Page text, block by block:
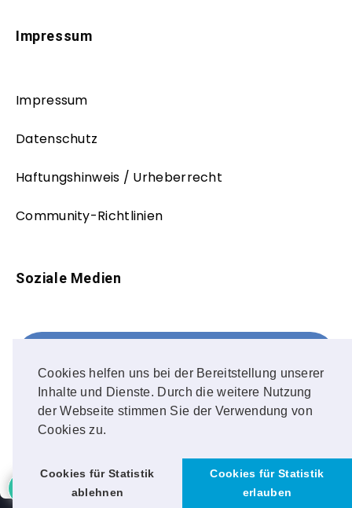
Cookies helfen uns bei der Bereitstellung unserer
Inhalte und Dienste. Durch die weitere Nutzung
der Webseite stimmen Sie der Verwendung von
Cookies zu.
Cookies für Statistik
ablehnen
Cookies für Statistik
erlauben
Impressum
Impressum
Datenschutz
Haftungshinweis / Urheberrecht
Community-Richtlinien
Soziale Medien
FOLLOW ME!
Instagram
OUR PHOTOS!